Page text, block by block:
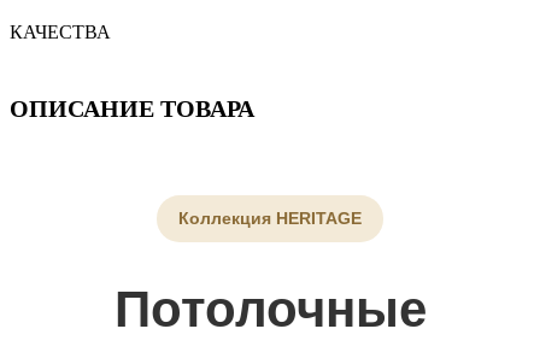
КАЧЕСТВА
ОПИСАНИЕ ТОВАРА
Коллекция HERITAGE
Потолочные